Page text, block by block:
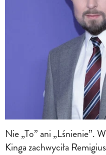
Nie „To” ani „Lśnienie”.
Kinga zachwyciła